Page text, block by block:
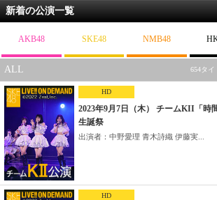
新着の公演一覧
AKB48 SKE48 NMB48
ALL 654タ
HD
2023年9月7日（木） チームKII「時
生誕祭
出演者：中野愛理 青木詩織 伊藤実...
HD